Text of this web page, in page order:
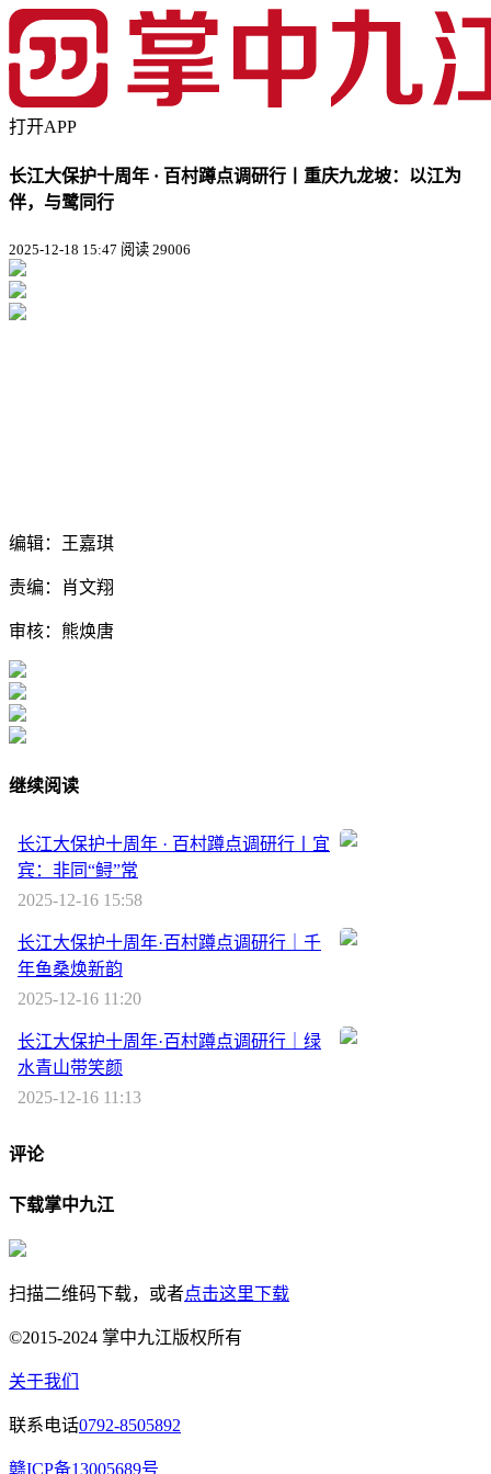
打开APP
长江大保护十周年 · 百村蹲点调研行丨重庆九龙坡：以江为
伴，与鹭同行
2025-12-18 15:47 阅读 29006
编辑：王嘉琪
责编：肖文翔
审核：熊焕唐
继续阅读
长江大保护十周年 · 百村蹲点调研行丨宜
宾：非同“鲟”常
2025-12-16 15:58
长江大保护十周年·百村蹲点调研行｜千
年鱼桑焕新韵
2025-12-16 11:20
长江大保护十周年·百村蹲点调研行｜绿
水青山带笑颜
2025-12-16 11:13
评论
下载掌中九江
扫描二维码下载，或者点击这里下载
©2015-2024 掌中九江版权所有
关于我们
联系电话0792-8505892
赣ICP备13005689号